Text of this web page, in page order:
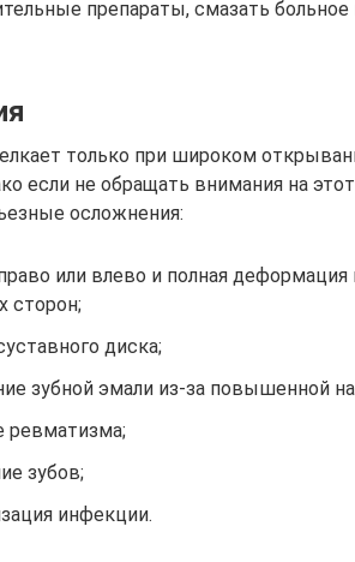
препараты, смазать
только при широком
если не обращать внимания на
осложнения:
или влево и полная деформация
сторон;
диска;
зубной эмали из-за повышенной
ревматизма;
зубов;
инфекции.